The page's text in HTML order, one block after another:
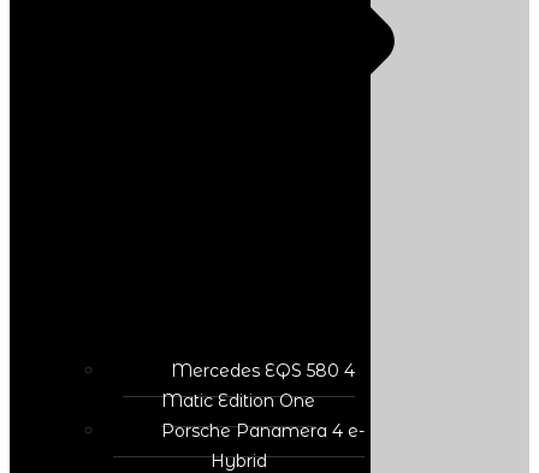
Mercedes EQS 580 4
Matic Edition One
Porsche Panamera 4 e-
Hybrid